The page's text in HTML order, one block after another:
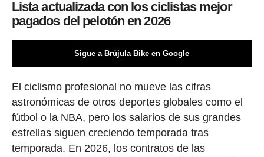
Lista actualizada con los ciclistas mejor
pagados del pelotón en 2026
Sigue a Brújula Bike en Google
El ciclismo profesional no mueve las cifras
astronómicas de otros deportes globales como el
fútbol o la NBA, pero los salarios de sus grandes
estrellas siguen creciendo temporada tras
temporada. En 2026, los contratos de las